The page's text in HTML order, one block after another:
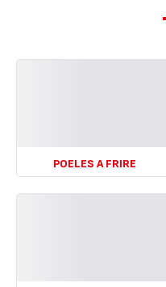
POELES A FRIRE
Voir
plus...